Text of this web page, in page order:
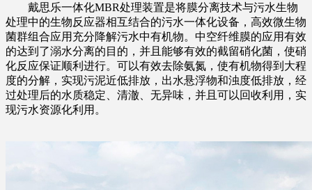
戴思乐一体化MBR处理装置是将膜分离技术与污水生物
处理中的生物反应器相互结合的污水一体化设备，高效微生物
菌群组合应用充分降解污水中有机物。中空纤维膜的应用有效
的达到了溺水分离的目的，并且能够有效的截留硝化菌，使硝
化反应保证顺利进行。可以有效去除氨氮，使有机物得到大程
度的分解，实现污泥近低排放，出水悬浮物和浊度低排放，经
过处理后的水质稳定、清澈、无异味，并且可以回收利用，实
现污水资源化利用。